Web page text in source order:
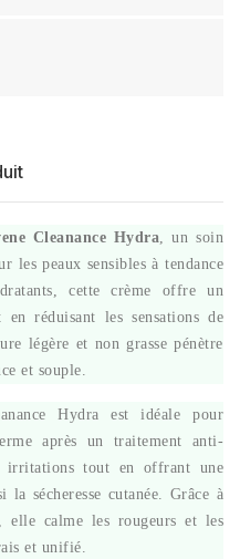
Cleanance Hydra, un soin
les peaux sensibles à tendance
cette crème offre un
réduisant les sensations de
légère et non grasse pénètre
et souple.
Hydra est idéale pour
après un traitement anti-
irritations tout en offrant une
sécheresse cutanée. Grâce à
elle calme les rougeurs et les
et unifié.